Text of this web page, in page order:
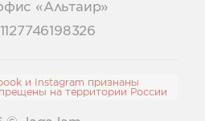
«Альтаир»
и Instagram признаны
на территории России